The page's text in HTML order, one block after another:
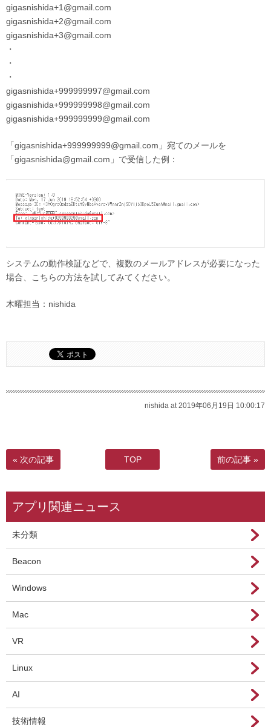
gigasnishida+1@gmail.com
gigasnishida+2@gmail.com
gigasnishida+3@gmail.com
・
・
・
gigasnishida+999999997@gmail.com
gigasnishida+999999998@gmail.com
gigasnishida+999999999@gmail.com
「gigasnishida+999999999@gmail.com」宛てのメールを
「gigasnishida@gmail.com」で受信した例：
システムの動作検証などで、複数のメールアドレスが必要になった
場合、こちらの方法を試してみてください。
木曜担当：nishida
nishida at 2019年06月19日 10:00:17
« 次の記事 TOP 前の記事 »
アプリ関連ニュース
未分類
Beacon
Windows
Mac
VR
Linux
AI
技術情報